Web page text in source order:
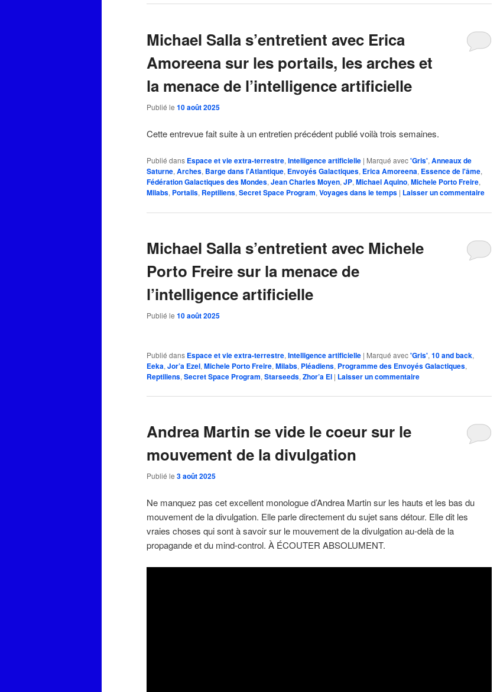
Michael Salla s’entretient avec Erica
Amoreena sur les portails, les arches et
la menace de l’intelligence artificielle
Publié le 10 août 2025
Cette entrevue fait suite à un entretien précédent publié voilà trois semaines.
Publié dans Espace et vie extra-terrestre, Intelligence artificielle | Marqué avec'Gris', Anneaux de
Saturne, Arches, Barge dans l'Atlantique, Envoyés Galactiques, Erica Amoreena, Essence de l'âme,
Fédération Galactiques des Mondes, Jean Charles Moyen, JP, Michael Aquino, Michele Porto Freire,
Milabs, Portails, Reptiliens, Secret Space Program, Voyages dans le temps | Laisser un commentaire
Michael Salla s’entretient avec Michele
Porto Freire sur la menace de
l’intelligence artificielle
Publié le 10 août 2025
Publié dans Espace et vie extra-terrestre, Intelligence artificielle | Marqué avec'Gris', 10 and back,
Eeka, Jor’a Ezel, Michele Porto Freire, Milabs, Pléadiens, Programme des Envoyés Galactiques,
Reptiliens, Secret Space Program, Starseeds, Zhor’a El | Laisser un commentaire
Andrea Martin se vide le coeur sur le
mouvement de la divulgation
Publié le 3 août 2025
Ne manquez pas cet excellent monologue d’Andrea Martin sur les hauts et les bas du
mouvement de la divulgation. Elle parle directement du sujet sans détour. Elle dit les
vraies choses qui sont à savoir sur le mouvement de la divulgation au-delà de la
propagande et du mind-control. À ÉCOUTER ABSOLUMENT.